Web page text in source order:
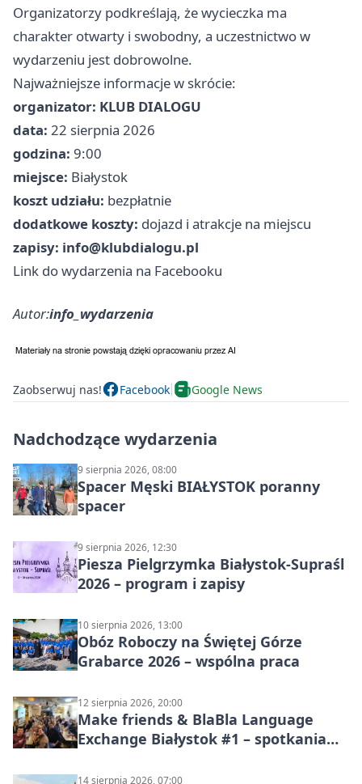
Organizatorzy podkreślają, że wycieczka ma
charakter otwarty i swobodny, a uczestnictwo w
wydarzeniu jest dobrowolne.
Najważniejsze informacje w skrócie:
organizator: KLUB DIALOGU
data: 22 sierpnia 2026
godzina: 9:00
miejsce: Białystok
koszt udziału: bezpłatnie
dodatkowe koszty: dojazd i atrakcje na miejscu
zapisy: info@klubdialogu.pl
Link do wydarzenia na Facebooku
Autor:info_wydarzenia
Zaobserwuj nas! Facebook Google News
Nadchodzące wydarzenia
9 sierpnia 2026, 08:00
Spacer Męski BIAŁYSTOK poranny
spacer
9 sierpnia 2026, 12:30
Piesza Pielgrzymka Białystok-Supraśl
2026 – program i zapisy
10 sierpnia 2026, 13:00
Obóz Roboczy na Świętej Górze
Grabarce 2026 – wspólna praca
12 sierpnia 2026, 20:00
Make friends & BlaBla Language
Exchange Białystok #1 – spotkania
14 sierpnia 2026, 07:00